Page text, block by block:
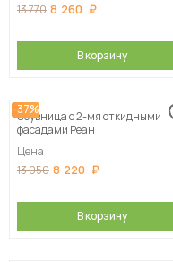
13 770 8 260
В корзину
-37%
Обувница с 2-мя откидными
фасадами Реан
Цена
13 050 8 220
В корзину